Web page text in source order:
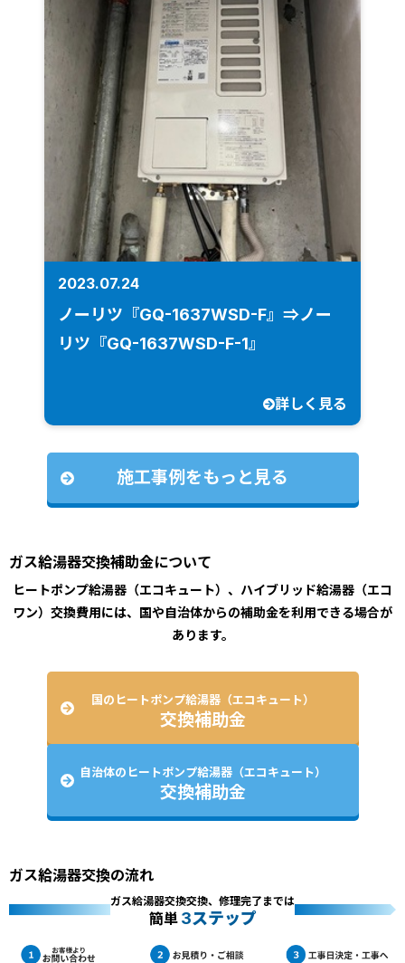
2023.07.24
ノーリツ『GQ-1637WSD-F』⇒ノー
リツ『GQ-1637WSD-F-1』
詳しく見る
施工事例をもっと見る
ガス給湯器交換補助金について
ヒートポンプ給湯器（エコキュート）、ハイブリッド給湯器（エコ
ワン）交換費用には、国や自治体からの補助金を利用できる場合が
あります。
国のヒートポンプ給湯器（エコキュート）
交換補助金
自治体のヒートポンプ給湯器（エコキュート）
交換補助金
ガス給湯器交換の流れ
ガス給湯器交換交換、修理完了までは
簡単 3ステップ